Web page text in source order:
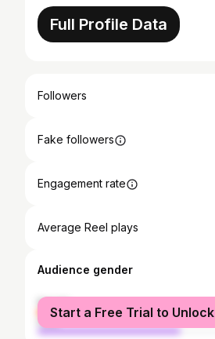
Full Profile Data
Followers
Fake followers
Engagement rate
Average Reel plays
Audience gender
female
male
Start a Free Trial to Unlock